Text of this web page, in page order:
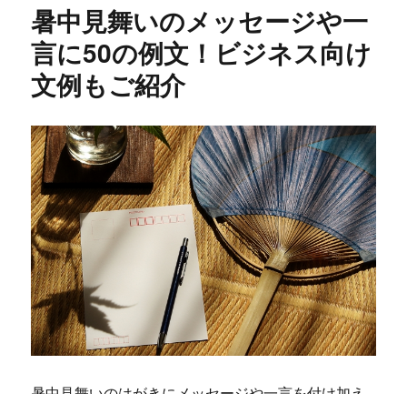
ー
暑中見舞いのメッセージや一
言に50の例文！ビジネス向け
文例もご紹介